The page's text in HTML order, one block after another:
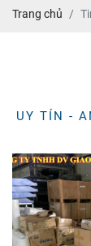
Trang chủ
UY TÍN -